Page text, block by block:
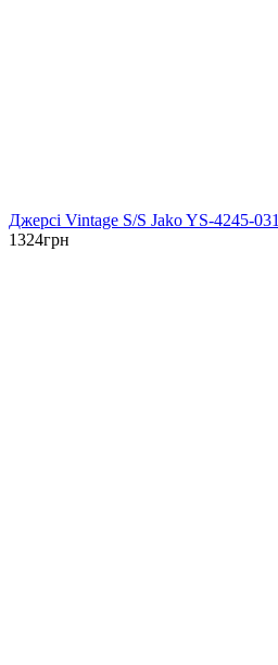
Джерсі Vintage S/S Jako YS-4245-031
1324грн